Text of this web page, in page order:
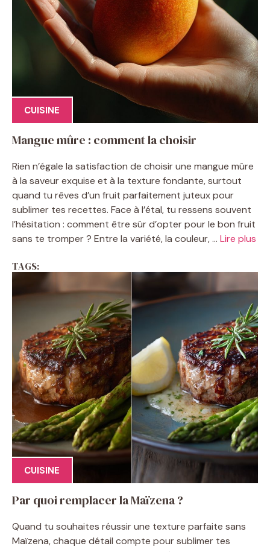
CUISINE
Mangue mûre : comment la choisir
Rien n’égale la satisfaction de choisir une mangue mûre
à la saveur exquise et à la texture fondante, surtout
quand tu rêves d’un fruit parfaitement juteux pour
sublimer tes recettes. Face à l’étal, tu ressens souvent
l’hésitation : comment être sûr d’opter pour le bon fruit
sans te tromper ? Entre la variété, la couleur, ... Lire plus
TAGS:
CUISINE
Par quoi remplacer la Maïzena ?
Quand tu souhaites réussir une texture parfaite sans
Maïzena, chaque détail compte pour sublimer tes